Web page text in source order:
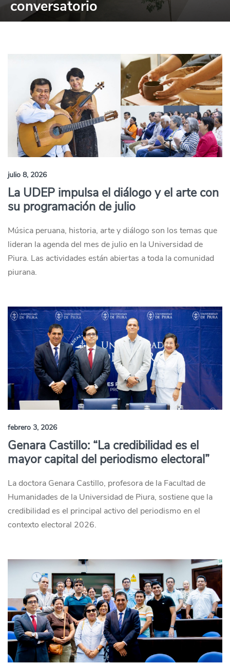
conversatorio
julio 8, 2026
La UDEP impulsa el diálogo y el arte con
su programación de julio
Música peruana, historia, arte y diálogo son los temas que
lideran la agenda del mes de julio en la Universidad de
Piura. Las actividades están abiertas a toda la comunidad
piurana.
febrero 3, 2026
Genara Castillo: “La credibilidad es el
mayor capital del periodismo electoral”
La doctora Genara Castillo, profesora de la Facultad de
Humanidades de la Universidad de Piura, sostiene que la
credibilidad es el principal activo del periodismo en el
contexto electoral 2026.